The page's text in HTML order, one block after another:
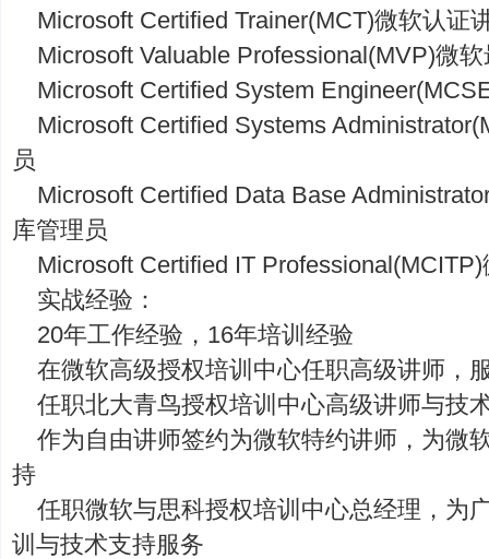
Microsoft Certified Trainer(MCT)微软认证
Microsoft Valuable Professional(MVP)微
Microsoft Certified System
Microsoft Certified Systems
员
Microsoft Certified Data Base
库管理员
Microsoft Certified IT
实战经验：
20年工作经验，16年培训经验
在微软高级授权培训中心任职高级讲师，
任职北大青鸟授权培训中心高级讲师与技
作为自由讲师签约为微软特约讲师，为微
持
任职微软与思科授权培训中心总经理，为
训与技术支持服务